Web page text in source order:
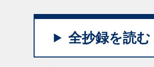
全抄録を読む